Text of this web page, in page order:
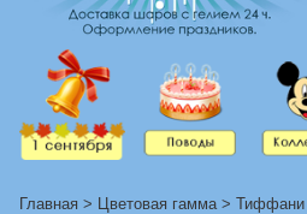
Главная > Цветовая гамма > Тиффани